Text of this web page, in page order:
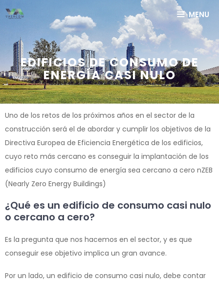
Saltar
MENU
EDIFICIOS DE CONSUMO DE
ENERGÍA CASI NULO
Uno de los retos de los próximos años en el sector de la
construcción será el de abordar y cumplir los objetivos de la
Directiva Europea de Eficiencia Energética de los edificios,
cuyo reto más cercano es conseguir la implantación de los
edificios cuyo consumo de energía sea cercano a cero nZEB
(Nearly Zero Energy Buildings)
¿Qué es un edificio de consumo casi nulo
o cercano a cero?
Es la pregunta que nos hacemos en el sector, y es que
conseguir ese objetivo implica un gran avance.
Por un lado, un edificio de consumo casi nulo, debe contar